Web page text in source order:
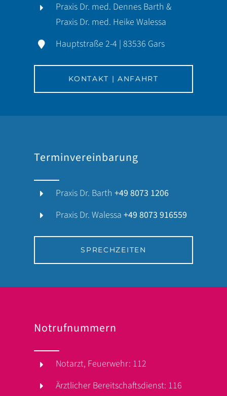
Praxis Dr. med. Dennes Barth &
Praxis Dr. med. Heike Walessa
Hauptstraße 2-4 | 83536 Gars
KONTAKT | ANFAHRT
Terminvereinbarung
Praxis Dr. Barth+49 8073 1206
Praxis Dr. Walessa+49 8073 916559
SPRECHZEITEN
Notrufnummern
Notarzt, Feuerwehr: 112
Ärztlicher Bereitschaftsdienst: 116